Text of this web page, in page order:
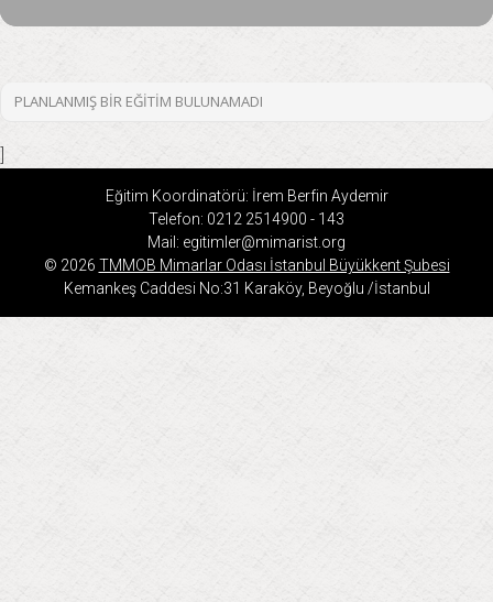
PLANLANMIŞ BIR EĞITIM BULUNAMADI
]
Eğitim Koordinatörü: İrem Berfin Aydemir
Telefon: 0212 2514900 - 143
Mail: egitimler@mimarist.org
© 2026 TMMOB Mimarlar Odası İstanbul Büyükkent Şubesi
Kemankeş Caddesi No:31 Karaköy, Beyoğlu /İstanbul